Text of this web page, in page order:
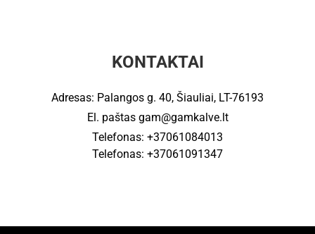
KONTAKTAI
Adresas: Palangos g. 40, Šiauliai, LT-76193
El. paštas gam@gamkalve.lt
Telefonas: +37061084013
Telefonas: +37061091347